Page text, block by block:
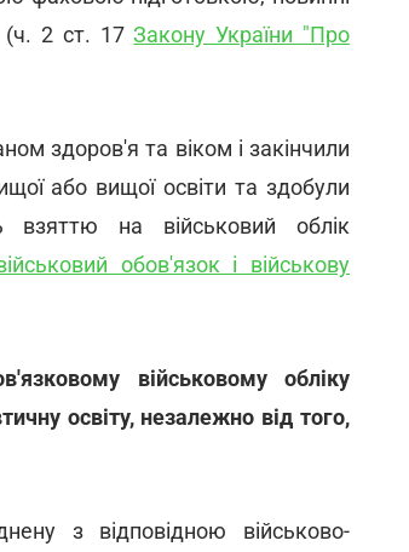
(ч. 2 ст. 17Закону України "Про
здоров'я та віком і закінчили
або вищої освіти та здобули
взяттю на військовий облік
обов'язок і військову
військовому обліку
освіту, незалежно від того,
з відповідною військово-